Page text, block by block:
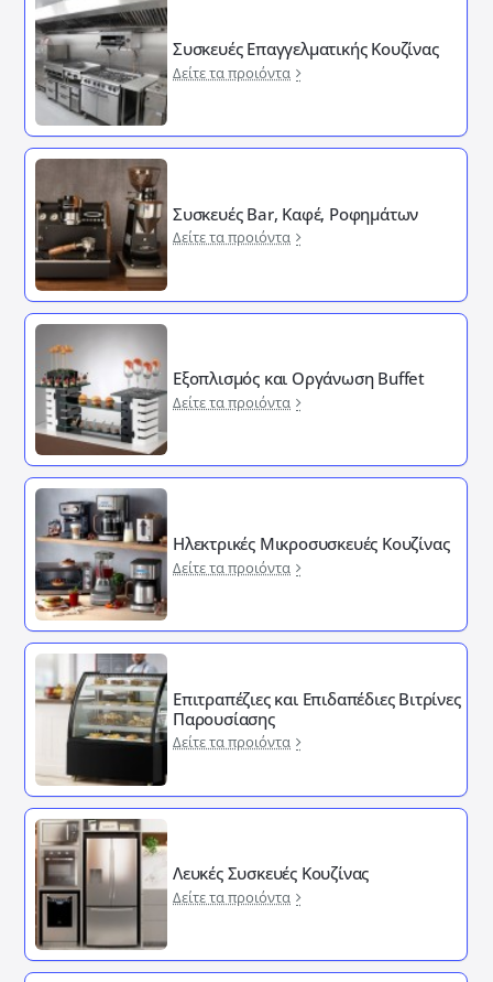
Συσκευές Επαγγελματικής Κουζίνας
Δείτε τα προιόντα
Συσκευές Bar, Καφέ, Ροφημάτων
Δείτε τα προιόντα
Εξοπλισμός και Οργάνωση Buffet
Δείτε τα προιόντα
Ηλεκτρικές Μικροσυσκευές Κουζίνας
Δείτε τα προιόντα
Επιτραπέζιες και Επιδαπέδιες Βιτρίνες
Παρουσίασης
Δείτε τα προιόντα
Λευκές Συσκευές Κουζίνας
Δείτε τα προιόντα